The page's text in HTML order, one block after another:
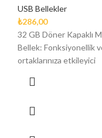
USB Bellekler
₺286,00
32 GB Döner Kapaklı
Bellek: Fonksiyonellik
ortaklarınıza etkileyici